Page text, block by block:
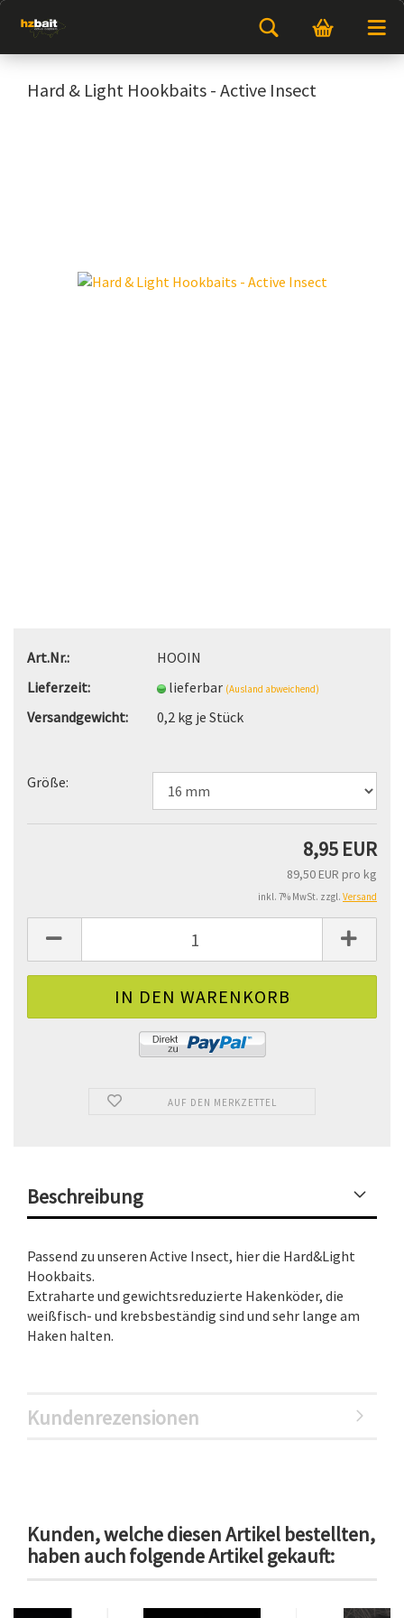
Hard & Light Hookbaits - Active Insect
Art.Nr.:
HOOIN
Lieferzeit:
lieferbar (Ausland abweichend)
Versandgewicht: 0,2 kg je Stück
Größe:
8,95 EUR
89,50 EUR pro kg
inkl. 7% MwSt. zzgl. Versand
AUF DEN MERKZETTEL
Beschreibung
Passend zu unseren Active Insect, hier die Hard&Light
Hookbaits.
Extraharte und gewichtsreduzierte Hakenköder, die
weißfisch- und krebsbeständig sind und sehr lange am
Haken halten.
Kundenrezensionen
Kunden, welche diesen Artikel bestellten,
haben auch folgende Artikel gekauft: